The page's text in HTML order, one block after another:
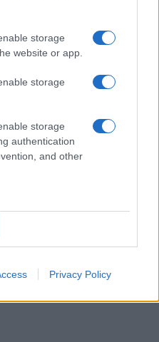
storage
website or app.
storage
storage
authentication
and other
Privacy Policy
uno o dos días
Ronda y Granada